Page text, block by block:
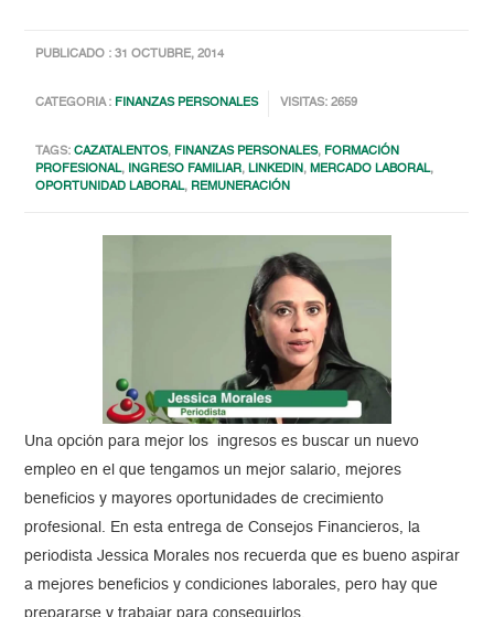
PUBLICADO : 31 OCTUBRE, 2014
CATEGORIA : FINANZAS PERSONALES VISITAS: 2659
TAGS:CAZATALENTOS, FINANZAS PERSONALES, FORMACIÓN
PROFESIONAL, INGRESO FAMILIAR,LINKEDIN,MERCADO LABORAL,
OPORTUNIDAD LABORAL, REMUNERACIÓN
Una opción para mejor los ingresos es buscar un nuevo
empleo en el que tengamos un mejor salario, mejores
beneficios y mayores oportunidades de crecimiento
profesional. En esta entrega de Consejos Financieros, la
periodista Jessica Morales nos recuerda que es bueno aspirar
a mejores beneficios y condiciones laborales, pero hay que
prepararse y trabajar para conseguirlos.